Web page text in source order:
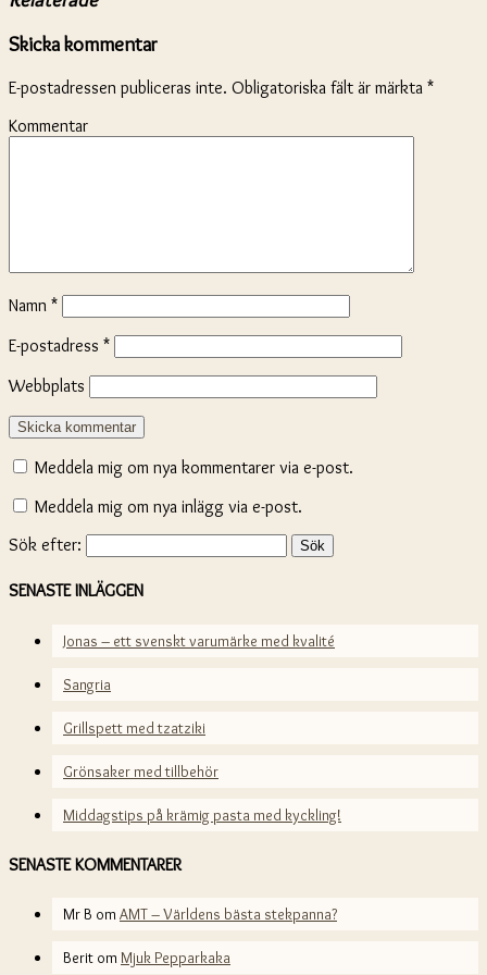
Skicka kommentar
E-postadressen publiceras inte. Obligatoriska fält är märkta *
Kommentar
Namn *
E-postadress *
Webbplats
Meddela mig om nya kommentarer via e-post.
Meddela mig om nya inlägg via e-post.
Sök efter:
SENASTE INLÄGGEN
Jonas – ett svenskt varumärke med kvalité
Sangria
Grillspett med tzatziki
Grönsaker med tillbehör
Middagstips på krämig pasta med kyckling!
SENASTE KOMMENTARER
Mr B omAMT – Världens bästa stekpanna?
Berit omMjuk Pepparkaka